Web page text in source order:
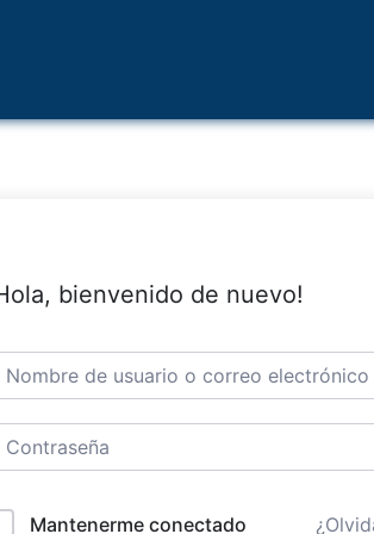
bienvenido de nuevo!
Mantenerme conectado